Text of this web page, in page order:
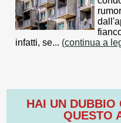
infatti, se... (continua a
HAI UN DUBBIO
QUESTO